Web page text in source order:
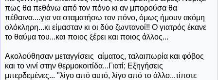
πως θα πεθάνω από τον πόνο κι αν μπορούσα θα
πέθαινα....για να σταματήσω τον πόνο, όμως ήμουν ακόμη
ολόκληρη...κι είμασταν κι οι δύο ζωντανοί!! Ο γιατρός έκανε
το θαύμα του...και ποιος ξέρει και ποιος άλλος...
Ακολούθησαν μεταγγίσεις αίματος, ταλαιπωρία και φόβος
και το νινί στην θερμοκοιτίδα...Γιατί; Εξηγήσεις
μπερδεμένες... "λίγο από αυτό, λίγο από το άλλο...τίποτε